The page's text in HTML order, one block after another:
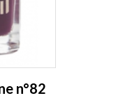
n°82